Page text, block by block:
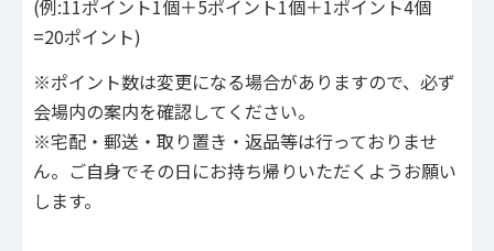
(例:11ポイント1個＋5ポイント1個＋1ポイント4個
=20ポイント)
※ポイント数は変更になる場合がありますので、必ず
会場内の案内を確認してください。
※宅配・郵送・取り置き・返品等は行っておりませ
ん。ご自身でその日にお持ち帰りいただくようお願い
します。